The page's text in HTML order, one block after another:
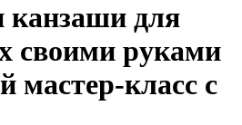
канзаши для
своими руками
мастер-класс с